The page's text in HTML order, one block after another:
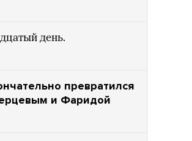
день.
превратился
и Фаридой